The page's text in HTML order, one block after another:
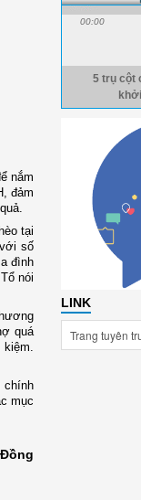
nắm
đảm
tại
số
đình
nói
quá
chính
mục
00:00
5 trụ cột
LINK